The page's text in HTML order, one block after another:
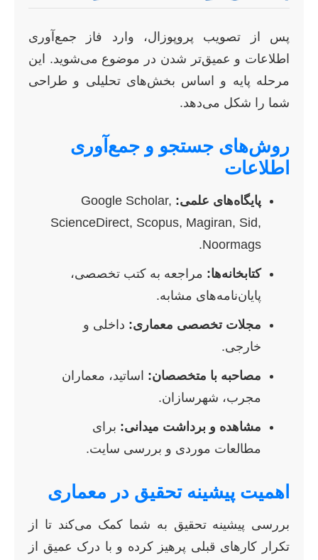
پس از تصویب پروپوزال، وارد فاز جمع‌آوری
اطلاعات و عمیق‌تر شدن در موضوع می‌شوید. این
مرحله پایه و اساس بخش‌های تحلیلی و طراحی
شما را شکل می‌دهد.
روش‌های جستجو و جمع‌آوری
اطلاعات
پایگاه‌های علمی: Google Scholar,
ScienceDirect, Scopus, Magiran, Sid,
Noormags.
کتابخانه‌ها: مراجعه به کتب تخصصی،
پایان‌نامه‌های مشابه.
مجلات تخصصی معماری: داخلی و
خارجی.
مصاحبه با متخصصان: اساتید، معماران
مجرب، شهرسازان.
مشاهده و برداشت میدانی: برای
مطالعات موردی و بررسی سایت.
اهمیت پیشینه تحقیق در معماری
بررسی پیشینه تحقیق به شما کمک می‌کند تا از
تکرار کارهای قبلی پرهیز کرده و با درک عمیق از